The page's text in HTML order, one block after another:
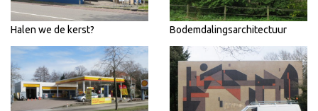
Halen we de kerst? Bodemdalingsarchitectuur